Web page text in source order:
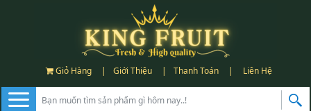
Giỏ Hàng | Giới Thiệu | Thanh Toán | Liên Hệ